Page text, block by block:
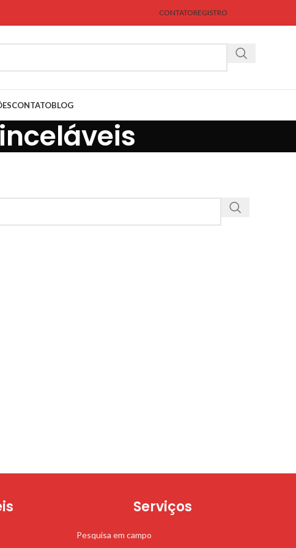
CONTATOREGISTRO
CONTATOBLOG
Serviços
Pesquisa em campo